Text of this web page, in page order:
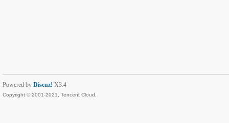
Powered by Discuz! X3.4
Copyright © 2001-2021, Tencent Cloud.